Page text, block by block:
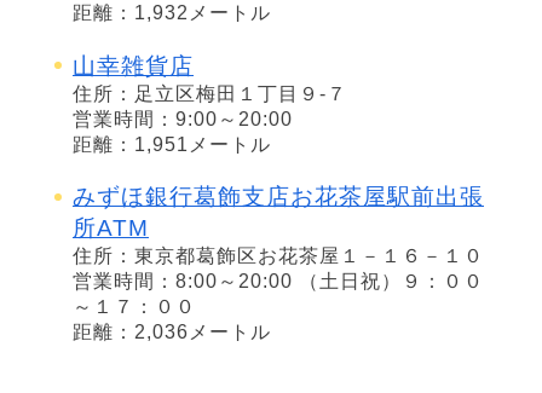
距離：1,932メートル
山幸雑貨店
住所：足立区梅田１丁目９‐７
営業時間：9:00～20:00
距離：1,951メートル
みずほ銀行葛飾支店お花茶屋駅前出張
所ATM
住所：東京都葛飾区お花茶屋１－１６－１０
営業時間：8:00～20:00 （土日祝）９：００
～１７：００
距離：2,036メートル